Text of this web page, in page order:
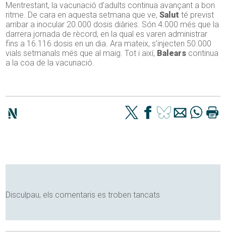
Mentrestant, la vacunació d’adults continua avançant a bon
ritme. De cara en aquesta setmana que ve,Salut té previst
arribar a inocular 20.000 dosis diàries. Són 4.000 més que la
darrera jornada de rècord, en la qual es varen administrar
fins a 16.116 dosis en un dia. Ara mateix, s’injecten 50.000
vials setmanals més que al maig. Tot i així, Balears continua
a la coa de la vacunació.
Disculpau, els comentaris es troben tancats